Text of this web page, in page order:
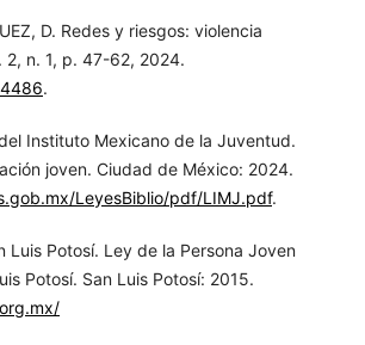
D. Redes y riesgos: violencia
n. 1, p. 47-62, 2024.
.
Instituto Mexicano de la Juventud.
joven. Ciudad de México: 2024.
LeyesBiblio/pdf/LIMJ.pdf.
Luis Potosí. Ley de la Persona Joven
Potosí. San Luis Potosí: 2015.